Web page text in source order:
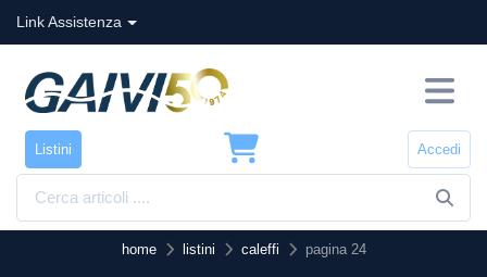
Link Assistenza
Listini Accedi
home listini caleffi pagina 24